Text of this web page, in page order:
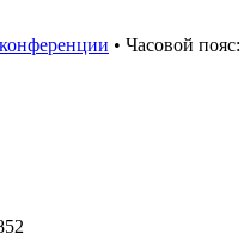
• Часовой